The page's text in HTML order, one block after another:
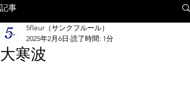
記事
大寒波
5fleur（サンクフルール）
2025年2月6日 読了時間: 1分